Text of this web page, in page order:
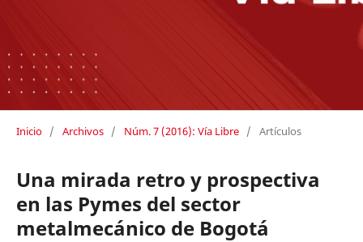
Inicio / Archivos / Núm. 7 (2016): Vía Libre / Artículos
Una mirada retro y prospectiva
en las Pymes del sector
metalmecánico de Bogotá